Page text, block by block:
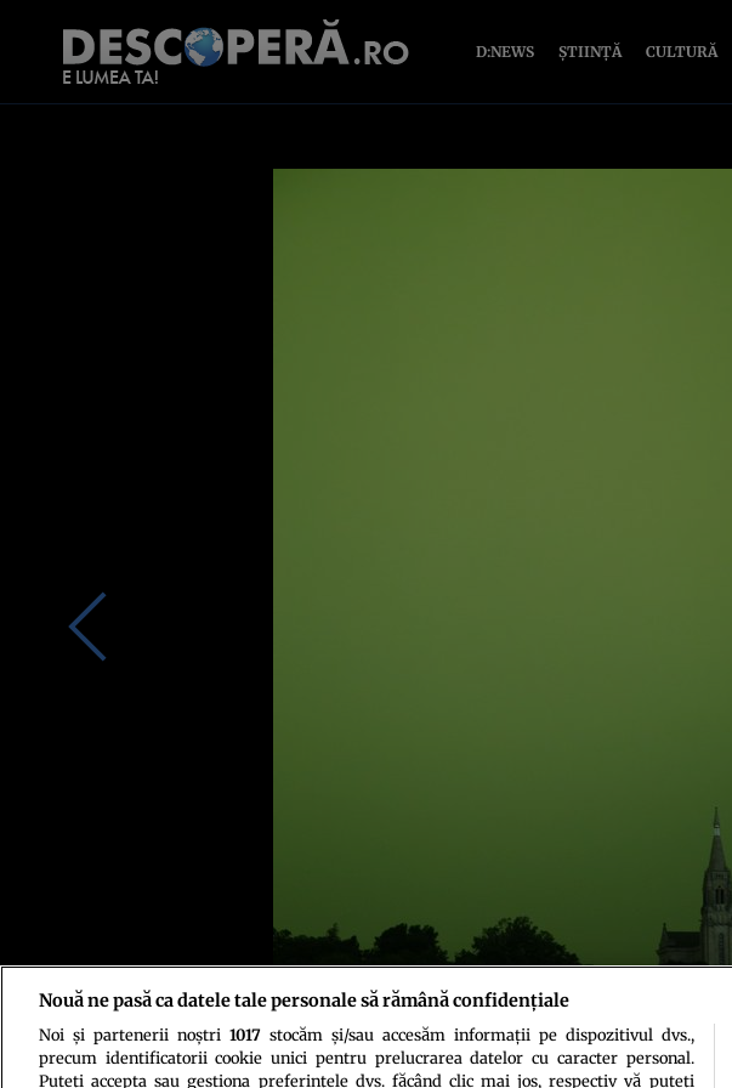
D:NEWS ȘTIINȚĂ CULTURĂ
Credit foto: Twitter/jkarmill
Nouă ne pasă ca datele tale personale să rămână confidențiale
Noi și partenerii noștri 1017stocăm și/sau accesăm informații pe dispozitivul dvs.,
precum identificatorii cookie unici pentru prelucrarea datelor cu caracter personal.
Puteți accepta sau gestiona preferințele dvs. făcând clic mai jos, respectiv vă puteți